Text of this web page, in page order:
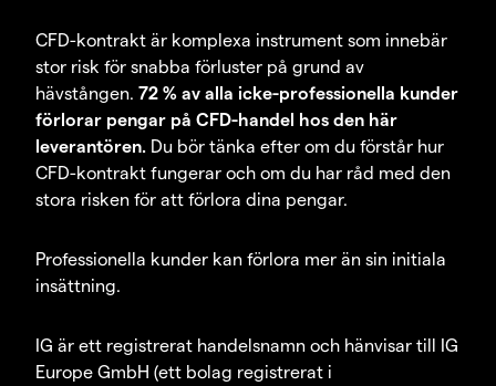
CFD-kontrakt är komplexa instrument som innebär
stor risk för snabba förluster på grund av
hävstången. 72 % av alla icke-professionella kunder
förlorar pengar på CFD-handel hos den här
leverantören. Du bör tänka efter om du förstår hur
CFD-kontrakt fungerar och om du har råd med den
stora risken för att förlora dina pengar.
Professionella kunder kan förlora mer än sin initiala
insättning.
IG är ett registrerat handelsnamn och hänvisar till IG
Europe GmbH (ett bolag registrerat i